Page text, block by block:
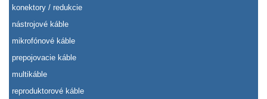
konektory / redukcie
nástrojové káble
mikrofónové káble
prepojovacie káble
multikáble
reproduktorové káble